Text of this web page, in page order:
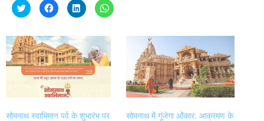
Click
to
share
Twitter
(Opens
in
new
window)
Click
to
share
Facebook
(Opens
in
new
window)
Click
to
share
LinkedIn
new
window)
Click
to
WhatsApp
(Opens
window)
सोमनाथ स्वाभिमान पर्व के शुभारंभ पर
सोमनाथ में गूंजेगा ओंकार: आक्रमण के